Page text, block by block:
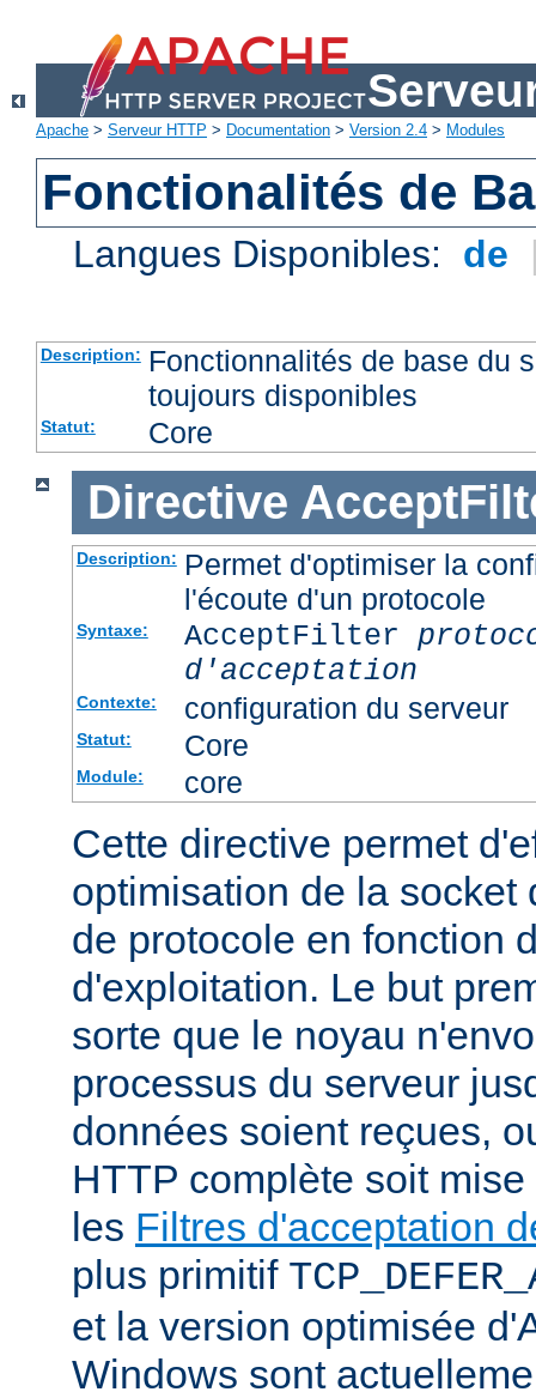
Apache > Serveur HTTP > Documentation > Version 2.4 > Modules
Fonctionalités de
Langues Disponibles: de
Description: Fonctionnalités de base du
toujours disponibles
Statut: Core
Directive
Description: Permet d'optimiser la
l'écoute d'un protocole
Syntaxe: AcceptFilter
d'acceptation
Contexte: configuration du serveur
Statut: Core
Module: core
Cette directive permet
optimisation de la socket
de protocole en fonction
d'exploitation. Le but
sorte que le noyau
processus du serveur
données soient reçues,
HTTP complète soit
les Filtres d'acceptation
plus primitif
et la version optimisée
Windows sont